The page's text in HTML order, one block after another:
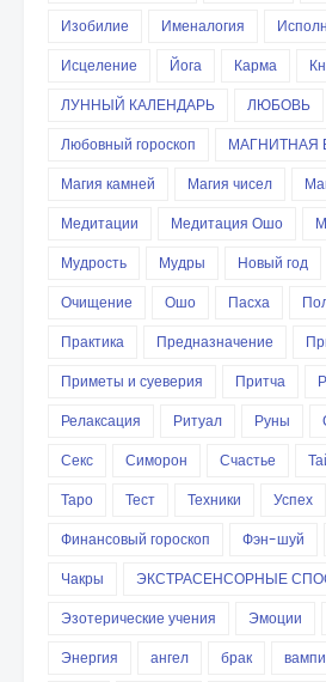
Изобилие
Именалогия
Исцеление
Йога Карма
ЛУННЫЙ КАЛЕНДАРЬ
ЛЮБОВЬ
Любовный гороскоп
МАГНИТНАЯ
Магия камней
Магия чисел
Медитации
Медитация Ошо
Мудрость
Мудры Новый год
Очищение
Ошо Пасха
Практика
Предназначение
Приметы и суеверия
Притча
Релаксация
Ритуал Руны
Секс
Симорон Счастье
Таро
Тест Техники
Успех
Финансовый гороскоп
Фэн-шуй
Чакры
ЭКСТРАСЕНСОРНЫЕ
Эзотерические учения
Эмоции
Энергия
ангел брак